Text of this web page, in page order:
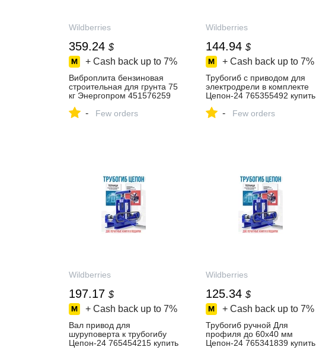
Wildberries
359.24 $
+ Cash back up to 7%
Виброплита бензиновая
строительная для грунта 75
кг Энергопром 451576259
интернет‑магазине
- Few orders
Wildberries
144.94 $
+ Cash back up to 7%
Трубогиб с приводом для
электродрели в комплекте
Цепон-24 765355492 купить
интернет‑магазине
- Few orders
Wildberries
197.17 $
+ Cash back up to 7%
Вал привод для
шуруповерта к трубогибу
Цепон-24 765454215 купить
Wildberries
125.34 $
+ Cash back up to 7%
Трубогиб ручной Для
профиля до 60х40 мм
Цепон-24 765341839 купить